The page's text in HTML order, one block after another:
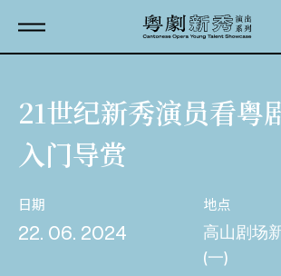
21世纪新秀演员看粤
入门导赏
日期
22. 06. 2024
地点
高山剧场
(一)